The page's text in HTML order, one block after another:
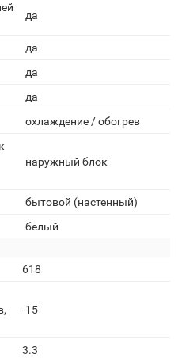
да
да
да
да
охлаждение / обогрев
наружный блок
бытовой (настенный)
белый
618
-15
3.3